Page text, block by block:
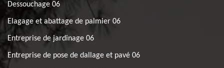
Dessouchage 06
Elagage et abattage de palmier 06
Entreprise de jardinage 06
Entreprise de pose de dallage et pavé 06